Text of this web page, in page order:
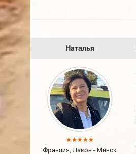
Наталья
Франция, Лакон - Минск